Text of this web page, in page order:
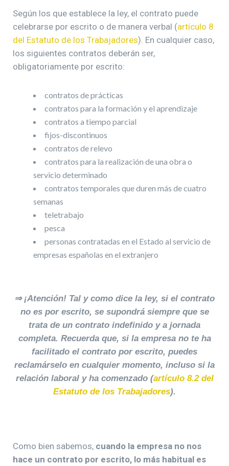
Según los que establece la ley, el contrato puede
celebrarse por escrito o de manera verbal (artículo 8
del Estatuto de los Trabajadores). En cualquier caso,
los siguientes contratos deberán ser,
obligatoriamente por escrito:
contratos de prácticas
contratos para la formación y el aprendizaje
contratos a tiempo parcial
fijos-discontinuos
contratos de relevo
contratos para la realización de una obra o
servicio determinado
contratos temporales que duren más de cuatro
semanas
teletrabajo
pesca
personas contratadas en el Estado al servicio de
empresas españolas en el extranjero
⇒ ¡Atención! Tal y como dice la ley, si el contrato
no es por escrito, se supondrá siempre que se
trata de un contrato indefinido y a jornada
completa. Recuerda que, si la empresa no te ha
facilitado el contrato por escrito, puedes
reclamárselo en cualquier momento, incluso si la
relación laboral y ha comenzado (artículo 8.2 del
Estatuto de los Trabajadores).
Como bien sabemos, cuando la empresa no nos
hace un contrato por escrito, lo más habitual es